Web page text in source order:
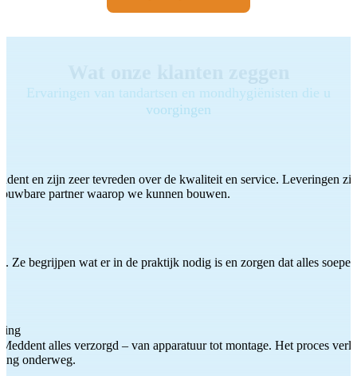
Ervaringen van tandartsen en mondhygiënisten die u
voorgingen
en zijn zeer tevreden over de kwaliteit en service. Leveringen
partner waarop we kunnen bouwen.
Ze begrijpen wat er in de praktijk nodig is en zorgen dat alles
alles verzorgd – van apparatuur tot montage. Het proces
onderweg.